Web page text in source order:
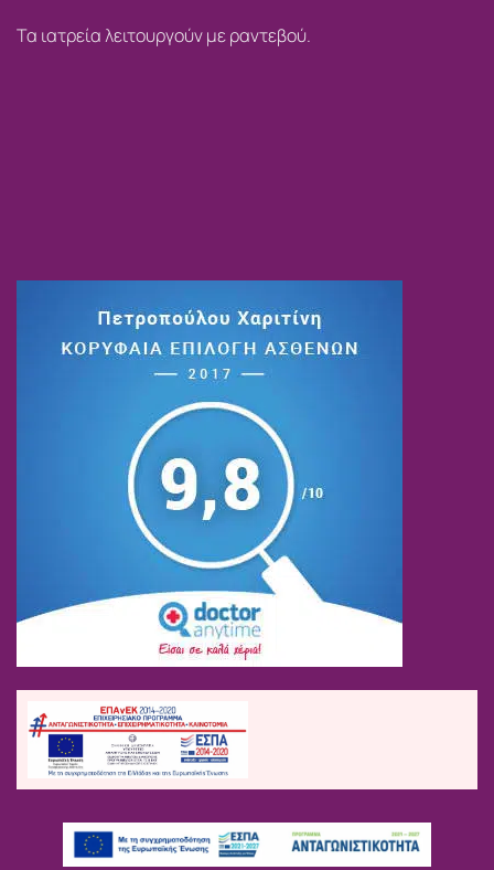
Τα ιατρεία λειτουργούν με ραντεβού.